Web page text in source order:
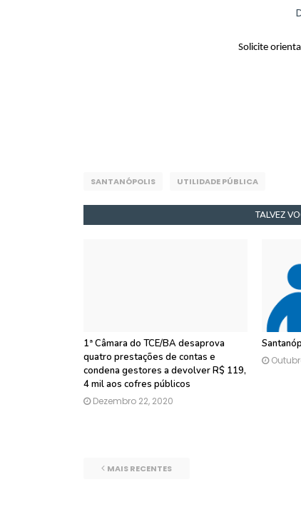
Solicite
SANTANÓPOLIS UTILIDADE PÚBLICA
TALVEZ
1ª Câmara do TCE/BA desaprova
quatro prestações de contas e
condena gestores a devolver R$ 119,
4 mil aos cofres públicos
Dezembro 22, 2020
MAIS RECENTES